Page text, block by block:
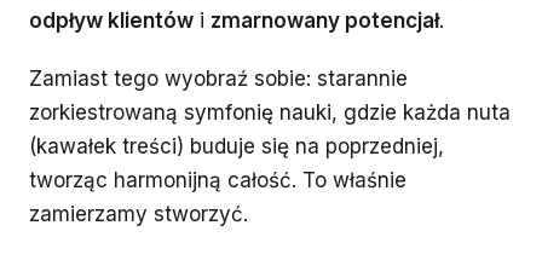
odpływ klientów i zmarnowany potencjał.
Zamiast tego wyobraź sobie: starannie
zorkiestrowaną symfonię nauki, gdzie każda nuta
(kawałek treści) buduje się na poprzedniej,
tworząc harmonijną całość. To właśnie
zamierzamy stworzyć.